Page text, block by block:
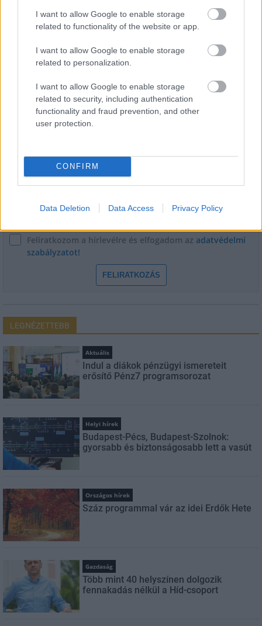
I want to allow Google to enable storage
related to functionality of the website or app.
I want to allow Google to enable storage
related to personalization.
I want to allow Google to enable storage
related to security, including authentication
functionality and fraud prevention, and other
user protection.
CONFIRM
Data Deletion Data Access Privacy Policy
Egyetlen, fél évszázados vezetéken
múlt Bicske vízellátása
Feliratkozom a hírlevélre és elfogadom az adatvédelmi
szabályzatot!
FELIRATKOZÁS
LEGNÉZETTEBB
Aktuális
Indul a diákok pénzügyi ismereteit
erősítő Pénz7 programsorozat
Helyi hírek
Budapest-Pécs, Budapest-Szolnok:
gyorsabb és biztonságosabb lett a vasút
Országos hírek
Száz programmal vár az idei Erdők Hete
Gazdaság
Több mint 40 helyszínen dolgozik
fennakadás nélkül a Híd-csoport